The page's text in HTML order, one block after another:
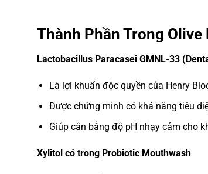
Thành Phần Trong Olive
Lactobacillus Paracasei GMNL-33
Là lợi khuẩn độc quyền của Henry
Được chứng minh có khả năng tiêu
Giúp cân bằng độ pH nhạy cảm cho
Xylitol có trong Probiotic Mouthwash